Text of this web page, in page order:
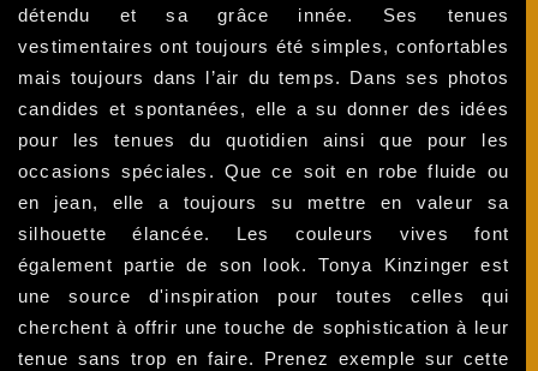
détendu et sa grâce innée. Ses tenues
vestimentaires ont toujours été simples, confortables
mais toujours dans l’air du temps. Dans ses photos
candides et spontanées, elle a su donner des idées
pour les tenues du quotidien ainsi que pour les
occasions spéciales. Que ce soit en robe fluide ou
en jean, elle a toujours su mettre en valeur sa
silhouette élancée. Les couleurs vives font
également partie de son look. Tonya Kinzinger est
une source d'inspiration pour toutes celles qui
cherchent à offrir une touche de sophistication à leur
tenue sans trop en faire. Prenez exemple sur cette